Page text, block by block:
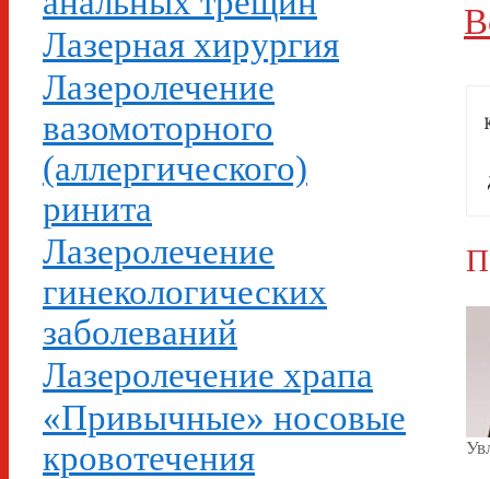
Лазерная хирургия
Лазеролечение
вазомоторного
(аллергического)
ринита
Лазеролечение
гинекологических
заболеваний
Лазеролечение храпа
«Привычные» носовые
кровотечения